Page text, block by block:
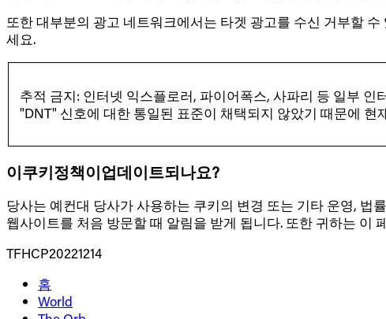
또한 대부분의 광고 네트워크에서는 타겟 광고를 수신 거부할
세요.
추적 금지: 인터넷 익스플로러, 파이어폭스, 사파리 등 일부
"DNT" 신호에 대한 통일된 표준이 채택되지 않았기 때문에
이쿠키정책이업데이트되나요?
당사는 예컨대 당사가 사용하는 쿠키의 변경 또는 기타 운영,
웹사이트를 처음 방문할 때 알림을 받게 됩니다. 또한 귀하는 이
TFHCP20221214
홈
World